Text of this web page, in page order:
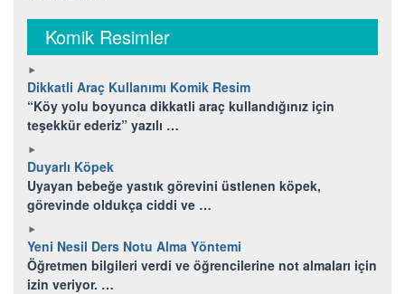
Komik Resimler
Dikkatli Araç Kullanımı Komik Resim
“Köy yolu boyunca dikkatli araç kullandığınız için
teşekkür ederiz” yazılı …
Duyarlı Köpek
Uyayan bebeğe yastık görevini üstlenen köpek,
görevinde oldukça ciddi ve …
Yeni Nesil Ders Notu Alma Yöntemi
Öğretmen bilgileri verdi ve öğrencilerine not almaları için
izin veriyor. …